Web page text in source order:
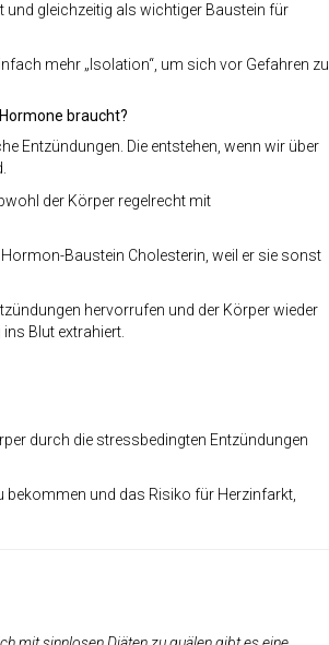
und gleichzeitig als wichtiger Baustein für
mehr „Isolation“, um sich vor Gefahren zu
braucht?
Entzündungen. Die entstehen, wenn wir über
der Körper regelrecht mit
Baustein Cholesterin, weil er sie sonst
hervorrufen und der Körper wieder
Blut extrahiert.
durch die stressbedingten Entzündungen
bekommen und das Risiko für Herzinfarkt,